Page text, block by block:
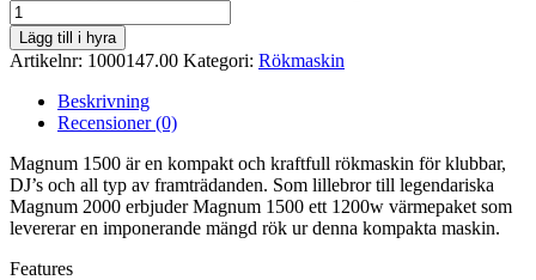
Lägg till i hyra
Artikelnr: 1000147.00 Kategori: Rökmaskin
Beskrivning
Recensioner (0)
Magnum 1500 är en kompakt och kraftfull rökmaskin för klubbar,
DJ’s och all typ av framträdanden. Som lillebror till legendariska
Magnum 2000 erbjuder Magnum 1500 ett 1200w värmepaket som
levererar en imponerande mängd rök ur denna kompakta maskin.
Features